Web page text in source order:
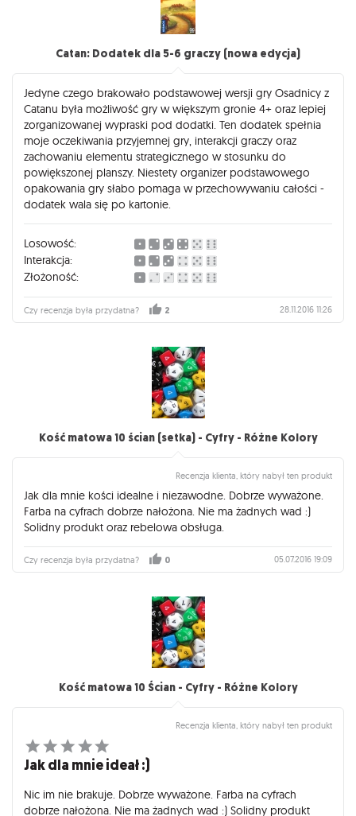
Catan: Dodatek dla 5-6 graczy (nowa edycja)
Jedyne czego brakowało podstawowej wersji gry Osadnicy z
Catanu była możliwość gry w większym gronie 4+ oraz lepiej
zorganizowanej wypraski pod dodatki. Ten dodatek spełnia
moje oczekiwania przyjemnej gry, interakcji graczy oraz
zachowaniu elementu strategicznego w stosunku do
powiększonej planszy. Niestety organizer podstawowego
opakowania gry słabo pomaga w przechowywaniu całości -
dodatek wala się po kartonie.
Losowość:
Interakcja:
Złożoność:
Czy recenzja była przydatna? 2 28.11.2016 11:26
Kość matowa 10 ścian (setka) - Cyfry - Różne Kolory
Recenzja klienta, który nabył ten produkt
Jak dla mnie kości idealne i niezawodne. Dobrze wyważone.
Farba na cyfrach dobrze nałożona. Nie ma żadnych wad :)
Solidny produkt oraz rebelowa obsługa.
Czy recenzja była przydatna? 0 05.07.2016 19:09
Kość matowa 10 Ścian - Cyfry - Różne Kolory
Recenzja klienta, który nabył ten produkt
Jak dla mnie ideał :)
Nic im nie brakuje. Dobrze wyważone. Farba na cyfrach
dobrze nałożona. Nie ma żadnych wad :) Solidny produkt